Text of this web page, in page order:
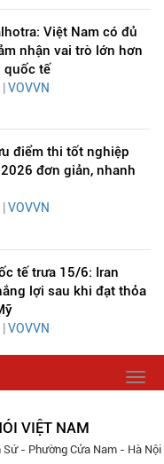
Việt Nam có đủ
nhận vai trò lớn hơn
quốc tế
VOVVN
điểm thi tốt nghiệp
đơn giản, nhanh
VOVVN
tế trưa 15/6: Iran
lợi sau khi đạt thỏa
VOVVN
VIỆT NAM
Sứ - Phường Cửa Nam - Hà Nội